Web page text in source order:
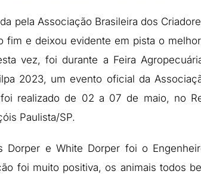
pela Associação Brasileira dos
fim e deixou evidente em pista o
vez, foi durante a Feira
2023, um evento oficial da
realizado de 02 a 07 de maio, no
Paulista/SP.
Dorper e White Dorper foi o
foi muito positiva, os animais todos